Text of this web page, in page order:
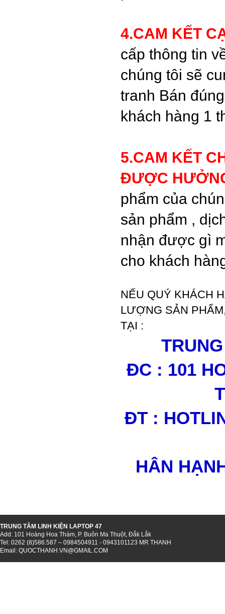
4.CAM KẾT
cấp thông tin
chúng tôi sẽ
tranh Bán
khách hàng 1
5.CAM KẾT
ĐƯỢC
phẩm của
sản phẩm ,
nhận được gì
cho khách
NẾU QUÝ KHÁCH
LƯỢNG SẢN
TẠI :
ĐC : 101
ĐT :
HÂN
TRUNG TÂM LINH KIỆN LAPTOP 47
Add: 101 Hoàng Hoa Thám, P. Buôn Ma Thuột, Đắk Lắk
Tel: 0262 (8)586.587 – 0984504911 - 0943101123 MR THANH
Email: QUOCTHANH.VN@GMAIL.COM